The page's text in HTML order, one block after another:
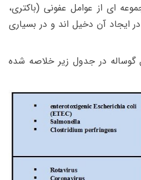
ای از عوامل عفونی (باکتری،
ایجاد آن دخیل اند و در بسیاری
گوساله در جدول زیر خلاصه شده